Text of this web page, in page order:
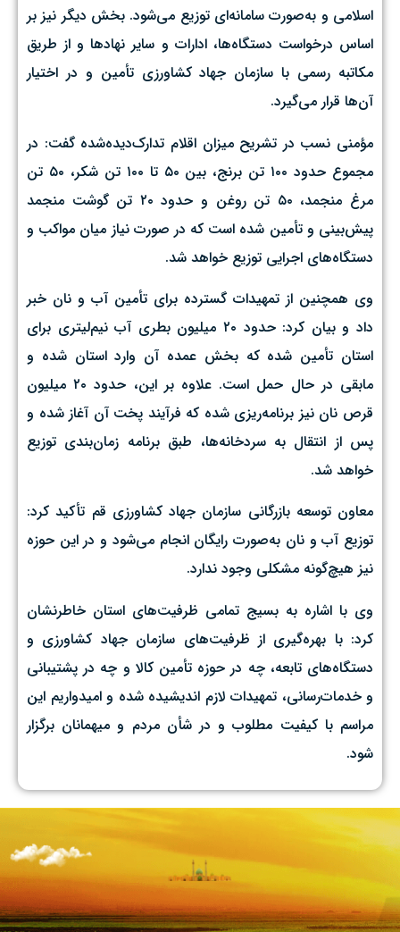
اسلامی و به‌صورت سامانه‌ای توزیع می‌شود. بخش دیگر نیز بر
اساس درخواست دستگاه‌ها، ادارات و سایر نهادها و از طریق
مکاتبه رسمی با سازمان جهاد کشاورزی تأمین و در اختیار
آن‌ها قرار می‌گیرد.
مؤمنی نسب در تشریح میزان اقلام تدارک‌دیده‌شده گفت: در
مجموع حدود ۱۰۰ تن برنج، بین ۵۰ تا ۱۰۰ تن شکر، ۵۰ تن
مرغ منجمد، ۵۰ تن روغن و حدود ۲۰ تن گوشت منجمد
پیش‌بینی و تأمین شده است که در صورت نیاز میان مواکب و
دستگاه‌های اجرایی توزیع خواهد شد.
وی همچنین از تمهیدات گسترده برای تأمین آب و نان خبر
داد و بیان کرد: حدود ۲۰ میلیون بطری آب نیم‌لیتری برای
استان تأمین شده که بخش عمده آن وارد استان شده و
مابقی در حال حمل است. علاوه بر این، حدود ۲۰ میلیون
قرص نان نیز برنامه‌ریزی شده که فرآیند پخت آن آغاز شده و
پس از انتقال به سردخانه‌ها، طبق برنامه زمان‌بندی توزیع
خواهد شد.
معاون توسعه بازرگانی سازمان جهاد کشاورزی قم تأکید کرد:
توزیع آب و نان به‌صورت رایگان انجام می‌شود و در این حوزه
نیز هیچ‌گونه مشکلی وجود ندارد.
وی با اشاره به بسیج تمامی ظرفیت‌های استان خاطرنشان
کرد: با بهره‌گیری از ظرفیت‌های سازمان جهاد کشاورزی و
دستگاه‌های تابعه، چه در حوزه تأمین کالا و چه در پشتیبانی
و خدمات‌رسانی، تمهیدات لازم اندیشیده شده و امیدواریم این
مراسم با کیفیت مطلوب و در شأن مردم و میهمانان برگزار
شود.